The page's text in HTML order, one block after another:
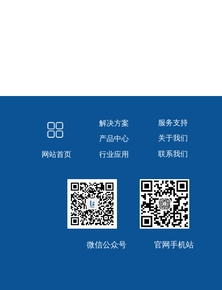
微信公众号 官网手机站
网站首页
解决方案
产品中心
行业应用
服务支持
关于我们
联系我们